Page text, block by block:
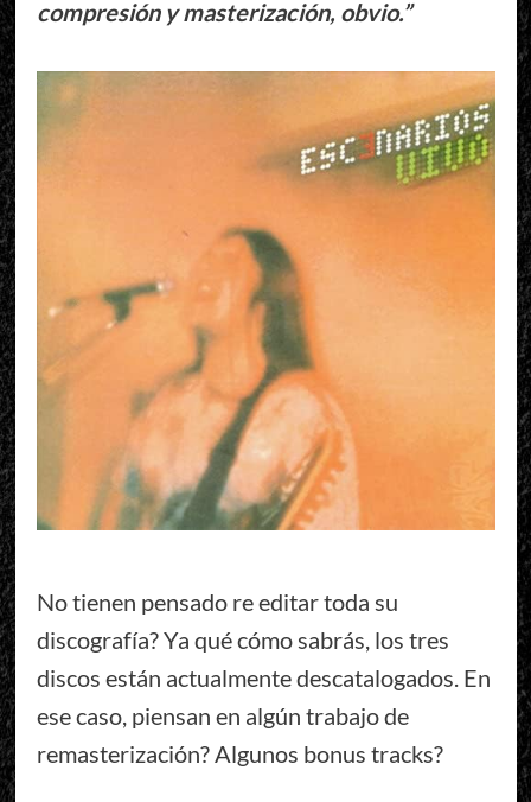
compresión y masterización, obvio.”
No tienen pensado re editar toda su
discografía? Ya qué cómo sabrás, los tres
discos están actualmente descatalogados. En
ese caso, piensan en algún trabajo de
remasterización? Algunos bonus tracks?